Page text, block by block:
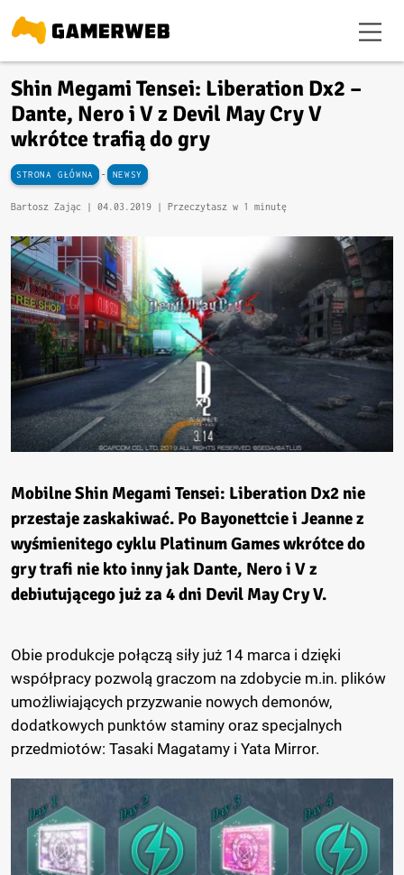
Shin Megami Tensei: Liberation Dx2 –
Dante, Nero i V z Devil May Cry V
wkrótce trafią do gry
STRONA GŁÓWNA - NEWSY
Bartosz Zając | 04.03.2019 | Przeczytasz w 1 minutę
Mobilne Shin Megami Tensei: Liberation Dx2 nie
przestaje zaskakiwać. Po Bayonettcie i Jeanne z
wyśmienitego cyklu Platinum Games wkrótce do
gry trafi nie kto inny jak Dante, Nero i V z
debiutującego już za 4 dni Devil May Cry V.
Obie produkcje połączą siły już 14 marca i dzięki
współpracy pozwolą graczom na zdobycie m.in. plików
umożliwiających przyzwanie nowych demonów,
dodatkowych punktów staminy oraz specjalnych
przedmiotów: Tasaki Magatamy i Yata Mirror.